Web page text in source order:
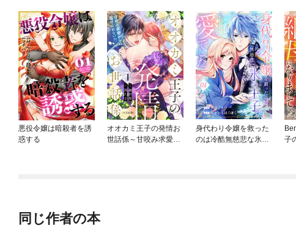
悪役令嬢は暗殺者を誘
惑する
オオカミ王子の発情お
世話係～甘咬み求愛か
身代わり令嬢を救った
のは冷酷無慈悲な氷の
子
同じ作者の本